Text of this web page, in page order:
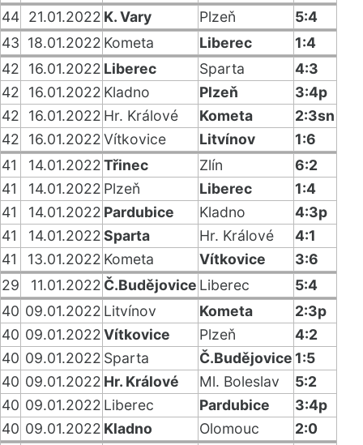
44 21.01.2022 K. Vary Plzeň
5:4
43 18.01.2022 Kometa Liberec
1:4
42
16.01.2022 Liberec Sparta
4:3
42
16.01.2022 Kladno Plzeň
3:4p
42
16.01.2022 Hr. Králové Kometa
2:3sn
42
16.01.2022Vítkovice Litvínov
1:6
41
14.01.2022Třinec Zlín
6:2
41
14.01.2022 Plzeň Liberec
1:4
41
14.01.2022 Pardubice Kladno
4:3p
41
14.01.2022Sparta Hr. Králové
4:1
41
13.01.2022 Kometa Vítkovice
3:6
29
11.01.2022 Č.Budějovice Liberec
5:4
40 09.01.2022 Litvínov Kometa
2:3p
40 09.01.2022Vítkovice Plzeň
4:2
40 09.01.2022 Sparta Č.Budějovice 1:5
40 09.01.2022 Hr. Králové Ml. Boleslav
5:2
40 09.01.2022 Liberec Pardubice
3:4p
40 09.01.2022 Kladno Olomouc
2:0